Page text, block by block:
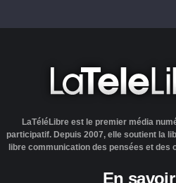
LaTéléLibre est le premier média
participatif. Depuis 2007, elle soutient la
libre communication des pensées et des
En